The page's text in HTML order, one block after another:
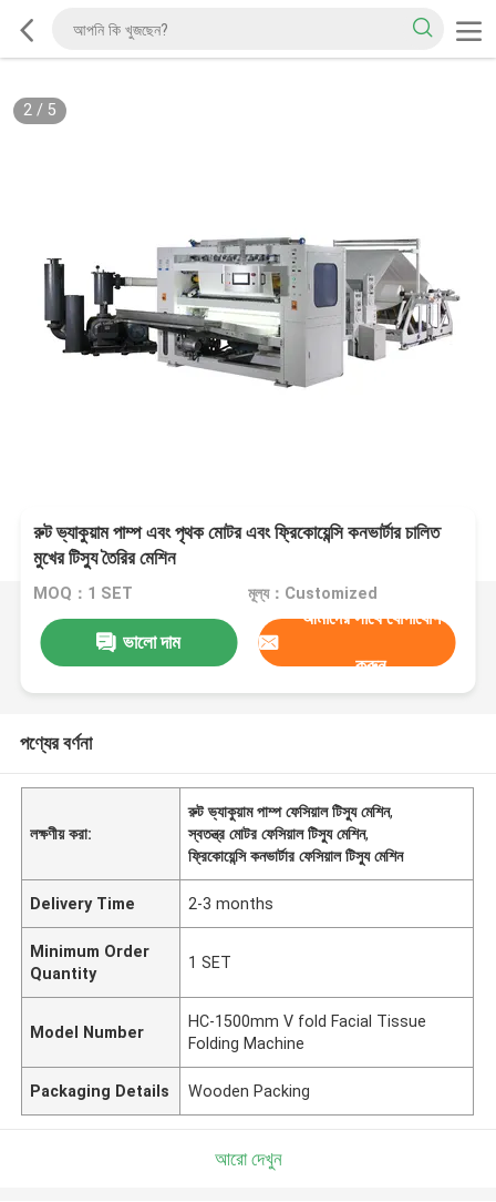
2/ 5
রুট ভ্যাকুয়াম পাম্প এবং পৃথক মোটর এবং ফ্রিকোয়েন্সি কনভার্টার চালিত
মুখের টিস্যু তৈরির মেশিন
MOQ：1 SET মূল্য：Customized
ভালো দাম
আমাদের সাথে যোগাযোগ
করুন
পণ্যের বর্ণনা
লক্ষণীয় করা:
রুট ভ্যাকুয়াম পাম্প ফেসিয়াল টিস্যু মেশিন,
স্বতন্ত্র মোটর ফেসিয়াল টিস্যু মেশিন,
ফ্রিকোয়েন্সি কনভার্টার ফেসিয়াল টিস্যু মেশিন
Delivery Time 2-3 months
Minimum Order
Quantity
1 SET
Model Number
HC-1500mm V fold Facial Tissue
Folding Machine
Packaging Details Wooden Packing
আরো দেখুন